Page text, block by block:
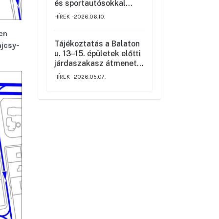
és sportautósokkal
szemben
HÍREK 2026.06.10.
Tájékoztatás a Balaton
u. 13–15. épületek előtti
járdaszakasz átmeneti
korlátozásáról
HÍREK 2026.05.07.